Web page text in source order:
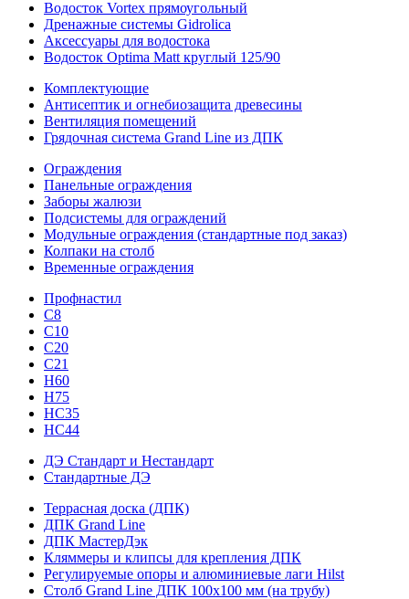
Водосток Vortex прямоугольный
Дренажные системы Gidrolica
Аксессуары для водостока
Водосток Optima Matt круглый 125/90
Комплектующие
Антисептик и огнебиозащита древесины
Вентиляция помещений
Грядочная система Grand Line из ДПК
Ограждения
Панельные ограждения
Заборы жалюзи
Подсистемы для ограждений
Модульные ограждения (стандартные под заказ)
Колпаки на столб
Временные ограждения
Профнастил
С8
С10
С20
С21
H60
H75
HС35
НС44
ДЭ Стандарт и Нестандарт
Стандартные ДЭ
Террасная доска (ДПК)
ДПК Grand Line
ДПК МастерДэк
Кляммеры и клипсы для крепления ДПК
Регулируемые опоры и алюминиевые лаги Hilst
Столб Grand Line ДПК 100х100 мм (на трубу)